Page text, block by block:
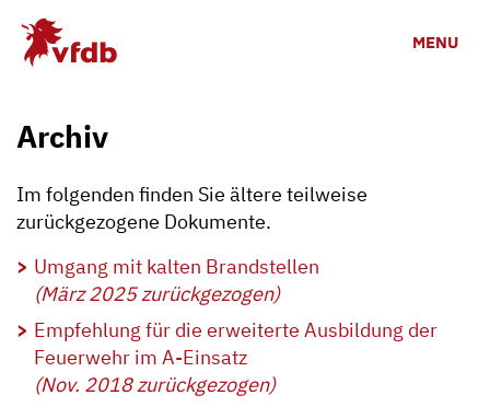
Zum Hauptinhalt
MENU
Archiv
Im folgenden finden Sie ältere teilweise
zurückgezogene Dokumente.
Umgang mit kalten Brandstellen
(März 2025 zurückgezogen)
Empfehlung für die erweiterte Ausbildung der
Feuerwehr im A-Einsatz
(Nov. 2018 zurückgezogen)